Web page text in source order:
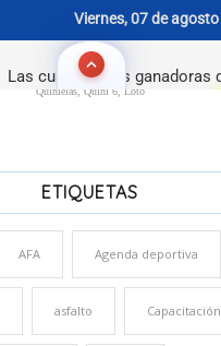
Quinielas, Quini 6, Loto
ETIQUETAS
AFA Agenda deportiva
asfalto Capacitación